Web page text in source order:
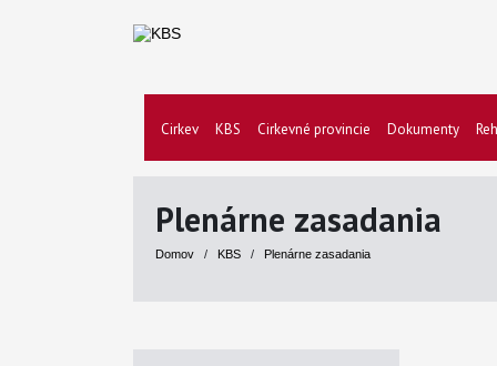
Cirkev KBS Cirkevné provincie Dokumenty
Plenárne zasadania
Domov / KBS / Plenárne zasadania